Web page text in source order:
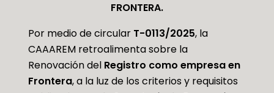
FRONTERA.
Por medio de circular T-0113/2025, la
CAAAREM retroalimenta sobre la
Renovación del Registro como empresa en
Frontera, a la luz de los criterios y requisitos